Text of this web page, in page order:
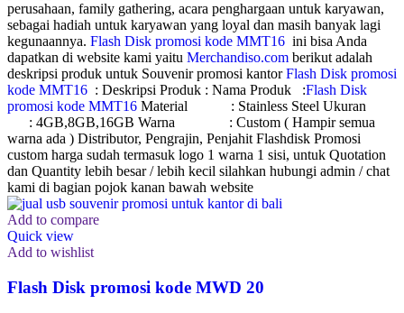
perusahaan, family gathering, acara penghargaan untuk karyawan,
sebagai hadiah untuk karyawan yang loyal dan masih banyak lagi
kegunaannya. Flash Disk promosi kode MMT16 ini bisa Anda
dapatkan di website kami yaitu Merchandiso.com berikut adalah
deskripsi produk untuk Souvenir promosi kantorFlash Disk promosi
kode MMT16 : Deskripsi Produk : Nama Produk :Flash Disk
promosi kode MMT16 Material : Stainless Steel Ukuran
: 4GB,8GB,16GB Warna : Custom ( Hampir semua
warna ada ) Distributor, Pengrajin, Penjahit Flashdisk Promosi
custom harga sudah termasuk logo 1 warna 1 sisi, untuk Quotation
dan Quantity lebih besar / lebih kecil silahkan hubungi admin / chat
kami di bagian pojok kanan bawah website
Add to compare
Quick view
Add to wishlist
Flash Disk promosi kode MWD 20